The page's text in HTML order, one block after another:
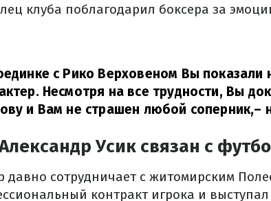
клуба поблагодарил боксера за
с Рико Верховеном Вы показали
Несмотря на все трудности, Вы
и Вам не страшен любой соперник,–
Усик связан с
давно сотрудничает с житомирским
контракт игрока и